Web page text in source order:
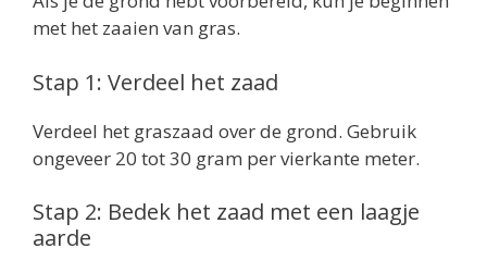
met het zaaien van gras.
Stap 1: Verdeel het zaad
Verdeel het graszaad over de grond. Gebruik
ongeveer 20 tot 30 gram per vierkante meter.
Stap 2: Bedek het zaad met een laagje
aarde